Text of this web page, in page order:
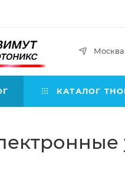
Москва
КАТАЛОГ